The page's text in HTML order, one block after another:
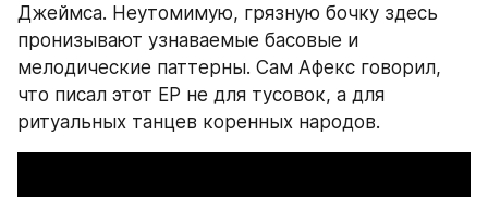
Джеймса. Неутомимую, грязную бочку здесь
пронизывают узнаваемые басовые и
мелодические паттерны. Сам Афекс говорил,
что писал этот ЕР не для тусовок, а для
ритуальных танцев коренных народов.